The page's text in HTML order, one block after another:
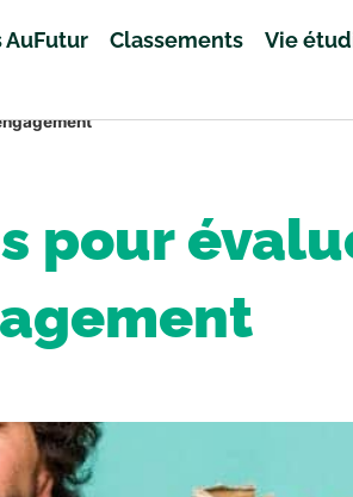
AuFutur Classements Vie
pour